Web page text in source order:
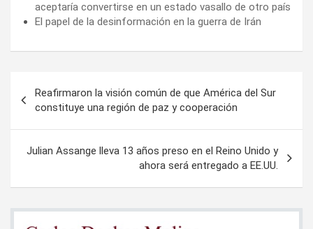
aceptaría convertirse en un estado vasallo de otro país
El papel de la desinformación en la guerra de Irán
de
entradas
Reafirmaron la visión común de que América del Sur
constituye una región de paz y cooperación
Julian Assange lleva 13 años preso en el Reino Unido y
ahora será entregado a EE.UU.